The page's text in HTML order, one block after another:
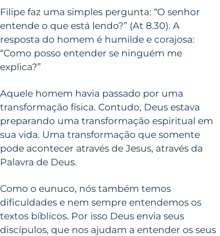
Filipe faz uma simples pergunta: “O senhor
entende o que está lendo?” (At 8.30). A
resposta do homem é humilde e corajosa:
“Como posso entender se ninguém me
explica?”
Aquele homem havia passado por uma
transformação física. Contudo, Deus estava
preparando uma transformação espiritual em
sua vida. Uma transformação que somente
pode acontecer através de Jesus, através da
Palavra de Deus.
Como o eunuco, nós também temos
dificuldades e nem sempre entendemos os
textos bíblicos. Por isso Deus envia seus
discípulos, que nos ajudam a entender os seus